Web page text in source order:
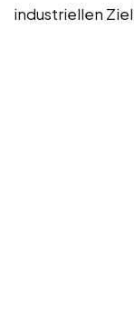
industriellen